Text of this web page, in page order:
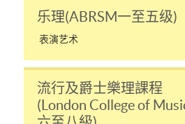
乐理(ABRSM一至五级)
表演艺术
流行及爵士樂理課程
(London College of